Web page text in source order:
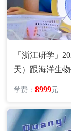
「浙江研学」
天）跟海洋生
学费：8999元